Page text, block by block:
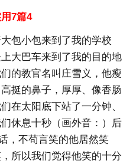
7篇4
包小包来到了我的学校
大巴车来到了我的目的地
的教官名叫庄雪义，他瘦
挺的鼻子，厚厚、像香肠
在太阳底下站了一分钟、
休息十秒（画外音：）后
，不苟言笑的他居然笑
所以我们觉得他笑的十分